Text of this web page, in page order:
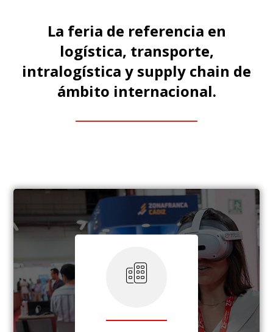
La feria de referencia en
logística, transporte,
intralogística y supply chain de
ámbito internacional.